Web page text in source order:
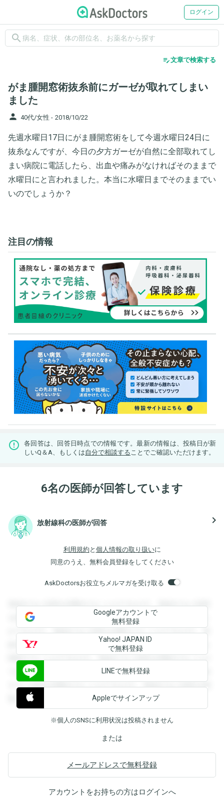
ログイン
search
edit_note文章で検索する
がま腫開窓術抜糸前にガーゼが取れてしまい
ました
person 40代/女性 - 2018/10/22
先週水曜日17日にがま腫開窓術をして今週水曜日24日に
抜糸なんですが、今日の夕方ガーゼが自然に全部取れてし
まい病院に電話したら、出血や痛みがなければそのままで
水曜日にと言われました。本当に水曜日までそのままでい
いのでしょうか？
注目の情報
各回答は、回答日時点での情報です。最新の情報は、投稿日が新
しいQ＆A、もしくは自分で相談する ことでご確認いただけます。
6名の医師が回答しています
放射線科の医師が回答 navigate_next
利用規約 と 個人情報の取り扱いに
同意のうえ、無料会員登録をしてください
AskDoctorsお役立ちメルマガを受け取る
登録すると回答を閲覧することができます。登録すると回答
を閲覧することができます。登録すると回答を閲覧すること
ができます。登録すると回答を閲覧することができます。登
録すると回答を閲覧することができます。登録すると回答を
閲覧することができます。登録すると回答を閲覧することが
できます。登録すると回答を閲覧することができます。登録
すると回答を閲覧することができます。登録すると回答を閲
覧することができます。
Googleアカウントで
無料登録
Yahoo! JAPAN ID
で無料登録
LINEで無料登録
Appleでサインアップ
※個人のSNSに利用状況は投稿されません
または
メールアドレスで無料登録
アカウントをお持ちの方はログインへ